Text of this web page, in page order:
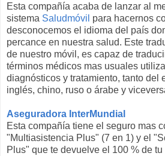
Esta compañía acaba de lanzar al
sistema Saludmóvil para hacernos
desconocemos el idioma del país
percance en nuestra salud. Este
de nuestro móvil, es capaz de
términos médicos mas usuales
diagnósticos y tratamiento, tanto del
inglés, chino, ruso o árabe y
Aseguradora InterMundial
Esta compañía tiene el seguro mas
"Multiasistencia Plus" (7 en 1) y el
Plus" que te devuelve el 100 % de